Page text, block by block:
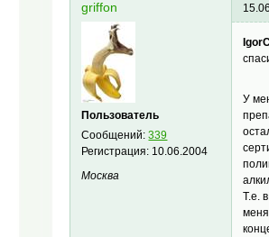
griffon
Пользователь
Сообщений:339
Регистрация: 10.06.2004
Москва
У
Т.е.